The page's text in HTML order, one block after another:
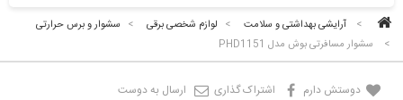
> آرایشی بهداشتی و سلامت > لوازم شخصی برقی > سشوار و برس حرارتی
>
سشوار مسافرتی بوش مدل PHD1151
دوستش دارم اشتراک گذاری ارسال به دوست